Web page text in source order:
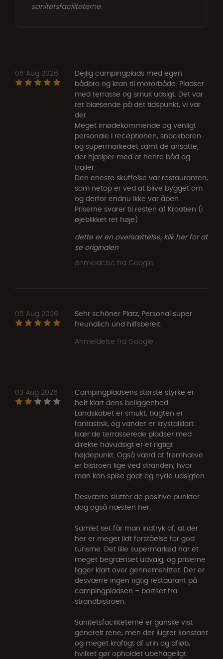
sanitetsfaciliteterne.
06 Aug 2026
Dejlig campingplads med egen
bådbro og kran til motorbåde. Pladser
med terrasse og smuk udsigt. Det var
ret blæsende på det tidspunkt, vi var
der.
Meget imødekommende og venligt
personale i receptionen, snackbaren
og supermarkedet samt de ansatte,
der hjælper med at hente båd og
trailer.
Den eneste skuffelse var restauranten,
som netop er ved at blive bygget om
og derfor endnu ikke var åben.
Priserne svarer til resten af Kroatien (i
øjeblikket ret høje)
dette er en oversættelse, klik her for at
se originalen
Anmeldelse fra Google
05 Aug 2026
Sehr schöner Platz, Personal super
freundlich und hilfsbereit.
Anmeldelse fra Google
03 Aug 2026
Campingpladsens største styrke er
helt klart dens beliggenhed.
Landskabet er smukt, bugten er
fantastisk, og vandet er krystalklart.
Især de terrasserede pladser med
direkte havudsigt er et rigtigt
højdepunkt. Også værd at fremhæve
er bistroen lige ved stranden, hvor
man kan spise godt og nyde udsigten.
Desværre slutter de positive punkter
dog også næsten her.
Samlet set får man indtryk af, at der
her er meget lidt forståelse for god
turisme. Det lille supermarked har et
meget begrænset udvalg, og priserne
ligger klart over gennemsnittet. Der er
desværre ingen rigtig restaurant på
campingpladsen – bortset fra
strandbistroen.
Sanitetsfaciliteterne er ganske vist
generelt rene, men der lugter konstant
og meget kraftigt af urin og afløb,
hvilket gør opholdet ubehageligt.